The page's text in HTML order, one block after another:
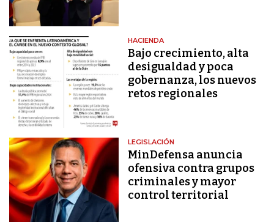
HACIENDA
Bajo crecimiento, alta
desigualdad y poca
gobernanza, los nuevos
retos regionales
LEGISLACIÓN
MinDefensa anuncia
ofensiva contra grupos
criminales y mayor
control territorial